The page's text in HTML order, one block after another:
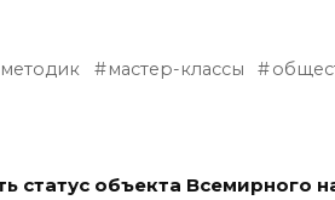
мастер-классы
статус объекта Всемирного